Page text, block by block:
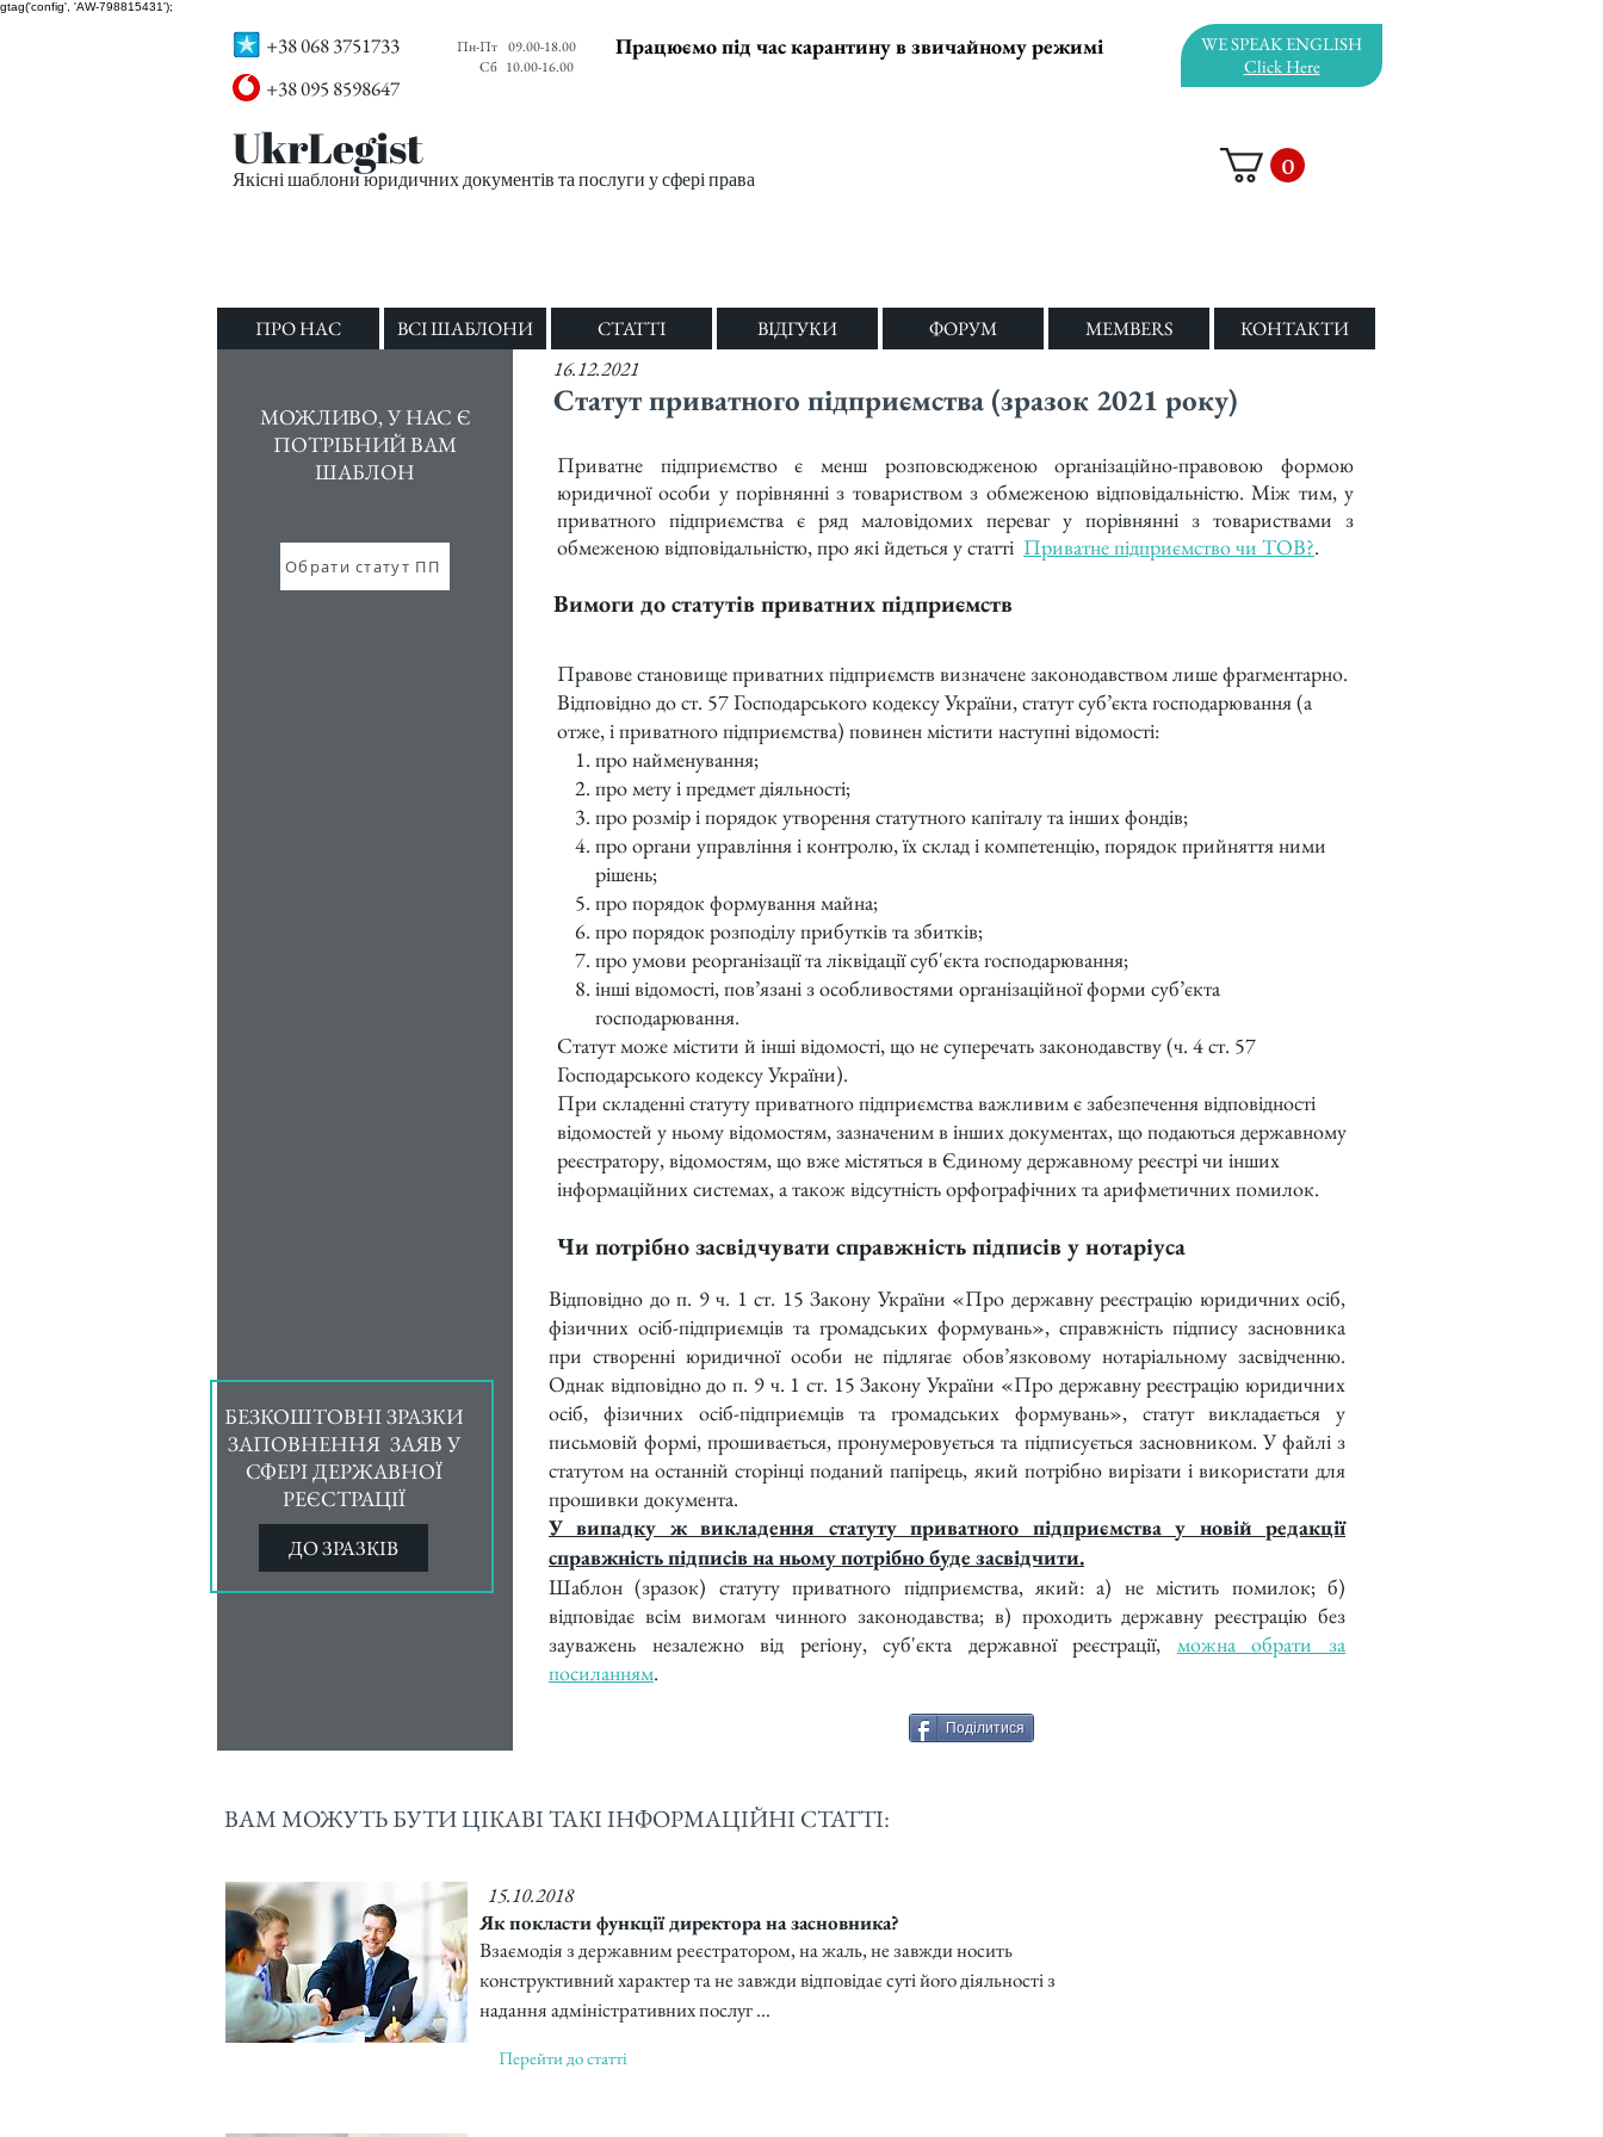
gtag('config', 'AW-798815431');
+38 068 3751733
+38 095 8598647
Пн-Пт
Сб
09.00-18.00
10.00-16.00
Працюємо під час карантину в звичайному режимі
UkrLegist
Якісні шаблони юридичних документів та послуги у сфері права
WE SPEAK ENGLISH
Click Here
0
ПРО НАС ВСІ ШАБЛОНИ СТАТТІ ВІДГУКИ ФОРУМ MEMBERS КОНТАКТИ
Статут приватного підприємства (зразок 2021 року)
МОЖЛИВО, У НАС Є
ПОТРІБНИЙ ВАМ
ШАБЛОН
Обрати статут ПП
БЕЗКОШТОВНІ ЗРАЗКИ
ЗАПОВНЕННЯ ЗАЯВ У
СФЕРІ ДЕРЖАВНОЇ
РЕЄСТРАЦІЇ
ДО ЗРАЗКІВ
16.12.2021
Приватне підприємство є менш розповсюдженою організаційно-правовою формою
юридичної особи у порівнянні з товариством з обмеженою відповідальністю. Між тим, у
приватного підприємства є ряд маловідомих переваг у порівнянні з товариствами з
обмеженою відповідальністю, про які йдеться у статті Приватне підприємство чи ТОВ?.
Вимоги до статутів приватних підприємств
Правове становище приватних підприємств визначене законодавством лише фрагментарно.
Відповідно до ст. 57 Господарського кодексу України, статут суб’єкта господарювання (а
отже, і приватного підприємства) повинен містити наступні відомості:
про найменування;
про мету і предмет діяльності;
про розмір і порядок утворення статутного капіталу та інших фондів;
про органи управління і контролю, їх склад і компетенцію, порядок прийняття ними
рішень;
про порядок формування майна;
про порядок розподілу прибутків та збитків;
про умови реорганізації та ліквідації суб'єкта господарювання;
інші відомості, пов’язані з особливостями організаційної форми суб’єкта
господарювання.
Статут може містити й інші відомості, що не суперечать законодавству (ч. 4 ст. 57
Господарського кодексу України).
При складенні статуту приватного підприємства важливим є забезпечення відповідності
відомостей у ньому відомостям, зазначеним в інших документах, що подаються державному
реєстратору, відомостям, що вже містяться в Єдиному державному реєстрі чи інших
інформаційних системах, а також відсутність орфографічних та арифметичних помилок.
Чи потрібно засвідчувати справжність підписів у нотаріуса
Відповідно до п. 9 ч. 1 ст. 15 Закону України «Про державну реєстрацію юридичних осіб,
фізичних осіб-підприємців та громадських формувань», справжність підпису засновника
при створенні юридичної особи не підлягає обов’язковому нотаріальному засвідченню.
Однак відповідно до п. 9 ч. 1 ст. 15 Закону України «Про державну реєстрацію юридичних
осіб, фізичних осіб-підприємців та громадських формувань», статут викладається у
письмовій формі, прошивається, пронумеровується та підписується засновником. У файлі з
статутом на останній сторінці поданий папірець, який потрібно вирізати і використати для
прошивки документа.
У випадку ж викладення статуту приватного підприємства у новій редакції
справжність підписів на ньому потрібно буде засвідчити.
Шаблон (зразок) статуту приватного підприємства, який: а) не містить помилок; б)
відповідає всім вимогам чинного законодавства; в) проходить державну реєстрацію без
зауважень незалежно від регіону, суб'єкта державної реєстрації, можна обрати за
посиланням.
Поділитися
ВАМ МОЖУТЬ БУТИ ЦІКАВІ ТАКІ ІНФОРМАЦІЙНІ СТАТТІ:
15.10.2018
Як покласти функції директора на засновника?
Взаємодія з державним реєстратором, на жаль, не завжди носить
конструктивний характер та не завжди відповідає суті його діяльності з
надання адміністративних послуг ...
Перейти до статті